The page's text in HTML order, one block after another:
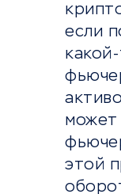
если
может
этой